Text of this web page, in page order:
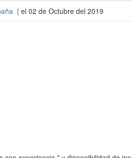
| el 02 de Octubre del 2019